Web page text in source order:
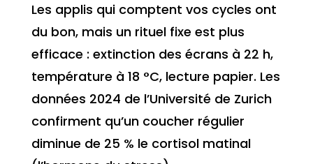
Les applis qui comptent vos cycles ont
du bon, mais un rituel fixe est plus
efficace : extinction des écrans à 22 h,
température à 18 °C, lecture papier. Les
données 2024 de l’Université de Zurich
confirment qu’un coucher régulier
diminue de 25 % le cortisol matinal